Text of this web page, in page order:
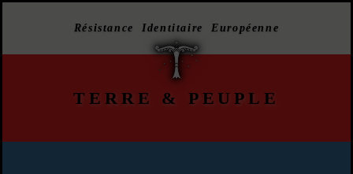
Résistance Identitaire Européenne
TERRE & PEUPLE